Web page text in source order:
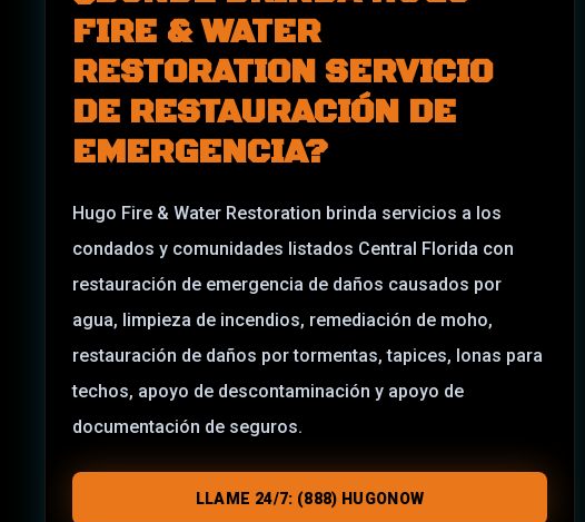
FIRE & WATER
RESTORATION SERVICIO
DE RESTAURACIÓN DE
EMERGENCIA?
Hugo Fire & Water Restoration brinda servicios a los
condados y comunidades listados Central Florida con
restauración de emergencia de daños causados por
agua, limpieza de incendios, remediación de moho,
restauración de daños por tormentas, tapices, lonas para
techos, apoyo de descontaminación y apoyo de
documentación de seguros.
LLAME 24/7: (888) HUGONOW